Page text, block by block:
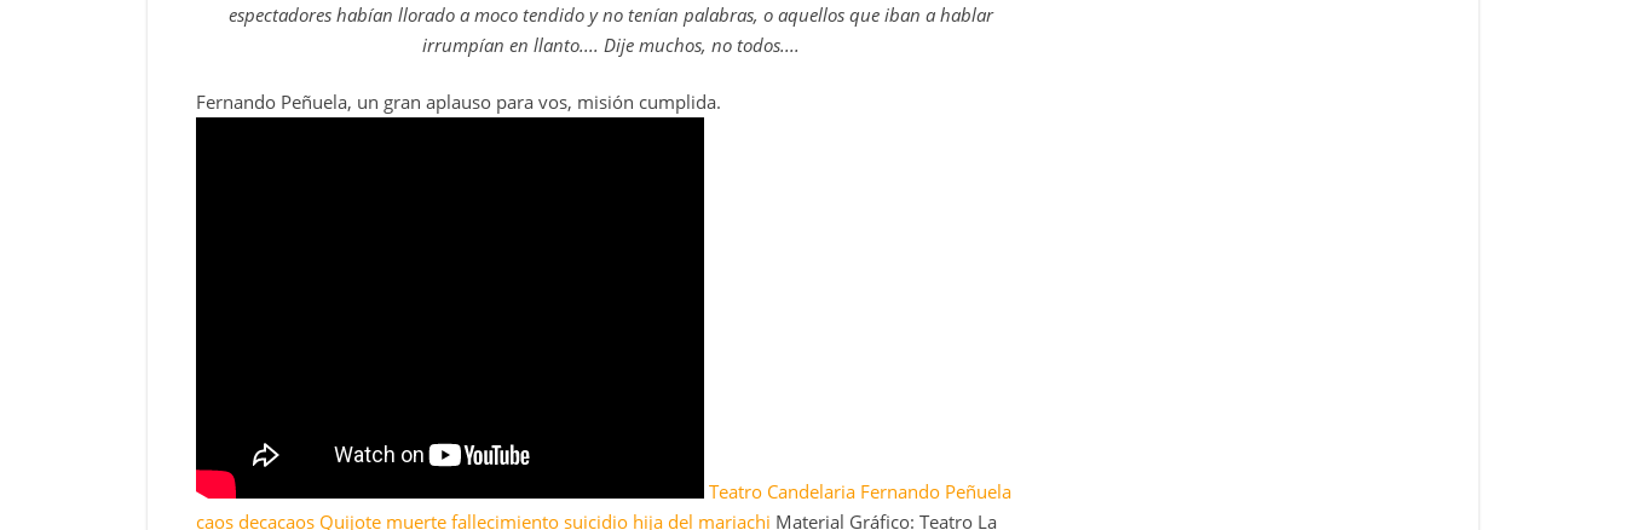
espectadores habían llorado a moco tendido y no tenían palabras, o aquellos que iban a hablar
irrumpían en llanto.... Dije muchos, no todos....
Fernando Peñuela, un gran aplauso para vos, misión cumplida.
Teatro Candelaria Fernando Peñuela
caos decacaos Quijote muerte fallecimiento suicidio hija del mariachi Material Gráfico: Teatro La